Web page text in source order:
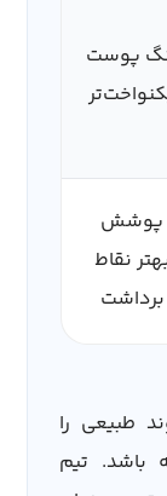
پوست
پوشش
نقاط
برداشت
طبیعی را
باشد. تیم